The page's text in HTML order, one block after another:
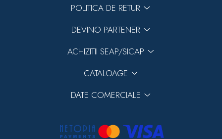
POLITICA DE RETUR
DEVINO PARTENER
ACHIZITII SEAP/SICAP
CATALOAGE
DATE COMERCIALE